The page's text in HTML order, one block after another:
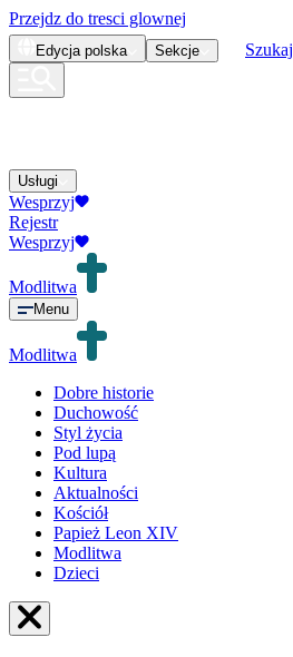
Przejdz do tresci glownej
Edycja polska Sekcje Szukaj
Usługi
Wesprzyj
Rejestr
Wesprzyj
Modlitwa
Menu
Modlitwa
Dobre historie
Duchowość
Styl życia
Pod lupą
Kultura
Aktualności
Kościół
Papież Leon XIV
Modlitwa
Dzieci